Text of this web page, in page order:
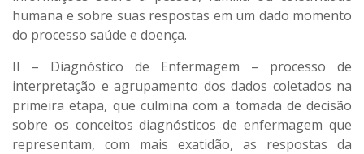
humana e sobre suas respostas em um dado momento
do processo saúde e doença.
II – Diagnóstico de Enfermagem – processo de
interpretação e agrupamento dos dados coletados na
primeira etapa, que culmina com a tomada de decisão
sobre os conceitos diagnósticos de enfermagem que
representam, com mais exatidão, as respostas da